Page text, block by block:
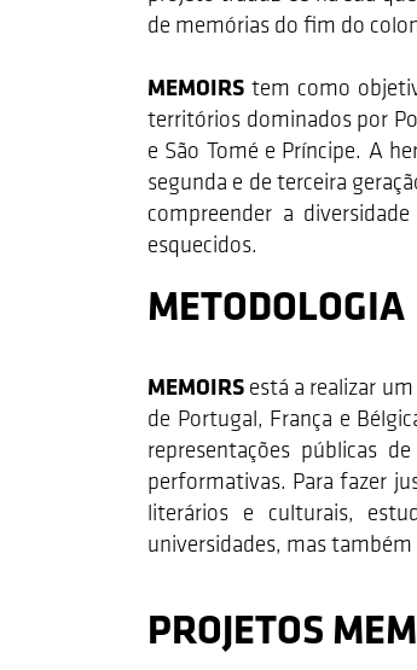
de memórias do fim do
MEMOIRS tem como
territórios dominados por
e São Tomé e Príncipe. A
segunda e de terceira
compreender a
esquecidos.
METODOLOGIA
MEMOIRS está a realizar
de Portugal, França e
representações públicas
performativas. Para fazer
literários e culturais,
universidades, mas
PROJETOS